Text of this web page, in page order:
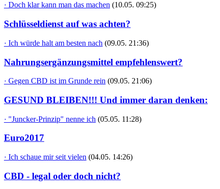
· Doch klar kann man das machen (10.05. 09:25)
Schlüsseldienst auf was achten?
· Ich würde halt am besten nach (09.05. 21:36)
Nahrungsergänzungsmittel empfehlenswert?
· Gegen CBD ist im Grunde rein (09.05. 21:06)
GESUND BLEIBEN!!! Und immer daran denken:
· "Juncker-Prinzip" nenne ich (05.05. 11:28)
Euro2017
· Ich schaue mir seit vielen (04.05. 14:26)
CBD - legal oder doch nicht?